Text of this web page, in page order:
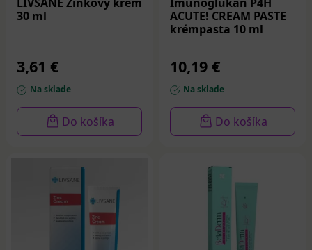
30 ml
3,61 €
Na sklade
Do košíka
ACUTE! CREAM PASTE
krémpasta 10 ml
10,19 €
Na sklade
Do košíka